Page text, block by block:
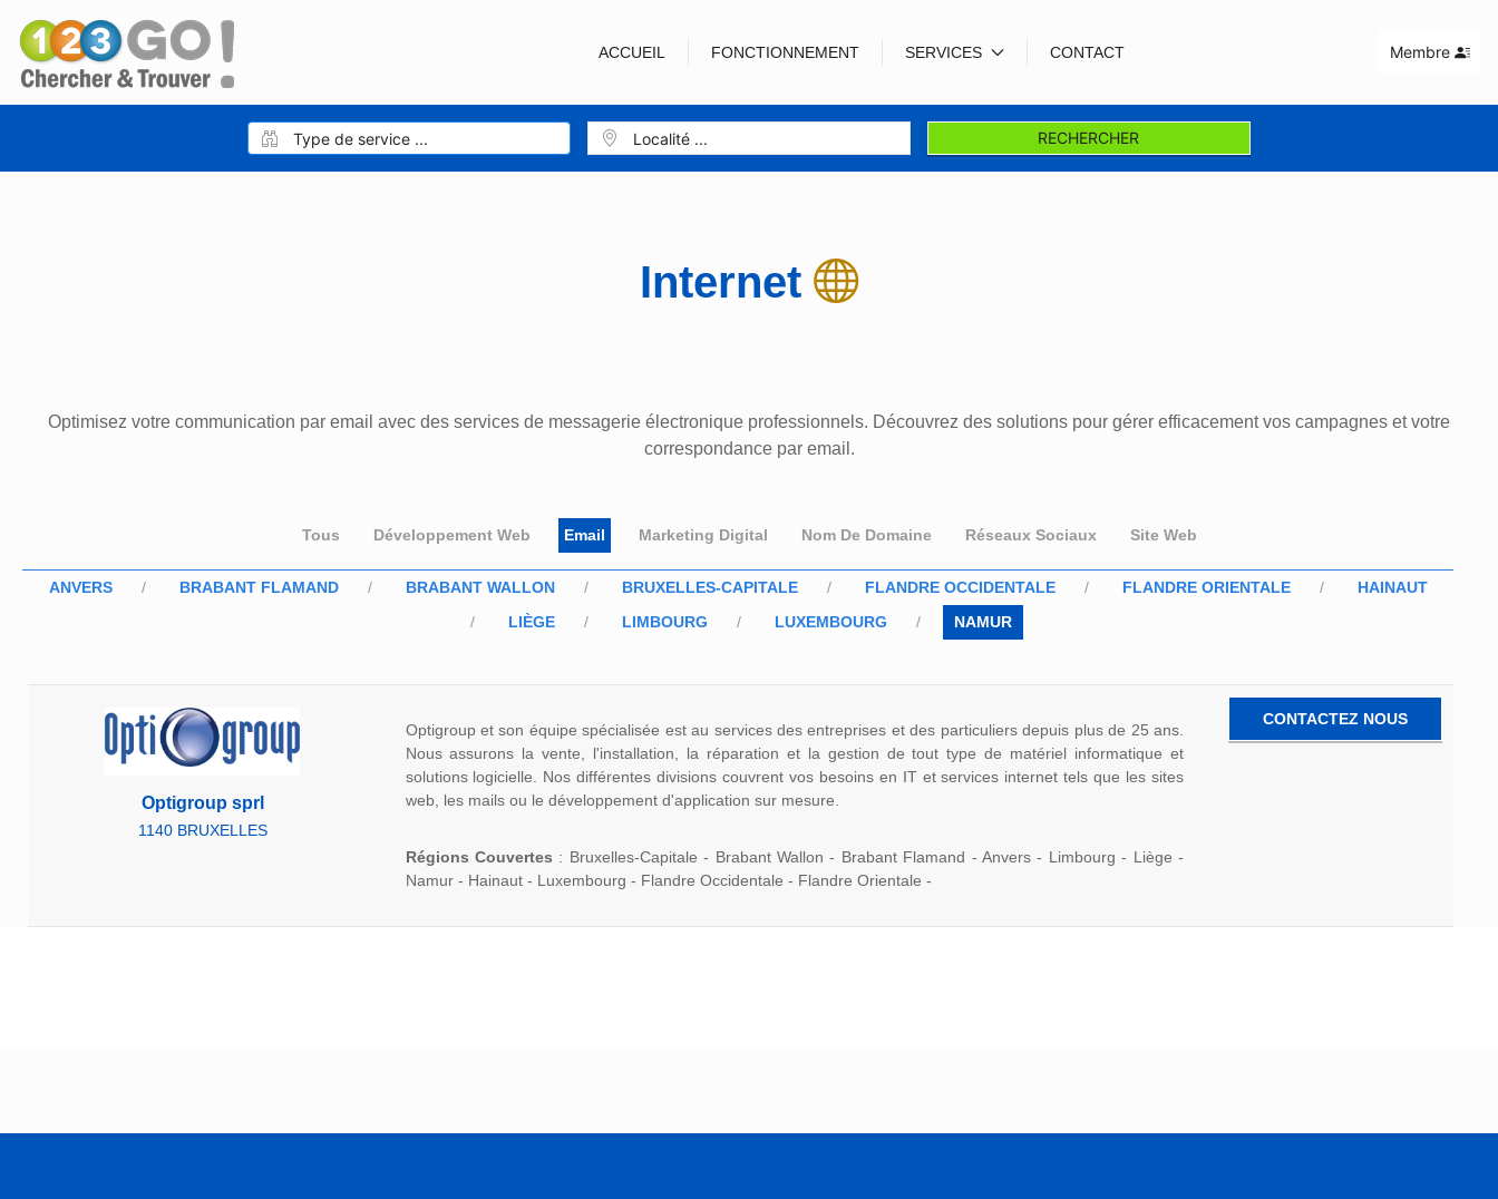
ACCUEIL FONCTIONNEMENT SERVICES CONTACT Membre
RECHERCHER
Internet
Optimisez votre communication par email avec des services de messagerie électronique professionnels. Découvrez des solutions pour gérer efficacement vos campagnes et votre
correspondance par email.
Tous Développement Web Email Marketing Digital Nom De Domaine Réseaux Sociaux Site Web
ANVERS BRABANT FLAMAND BRABANT WALLON BRUXELLES-CAPITALE FLANDRE OCCIDENTALE FLANDRE ORIENTALE
HAINAUT
LIÈGE
LIMBOURG LUXEMBOURG NAMUR
Optigroup sprl
1140 BRUXELLES
Optigroup et son équipe spécialisée est au services des entreprises et des particuliers depuis plus de 25 ans.
Nous assurons la vente, l'installation, la réparation et la gestion de tout type de matériel informatique et
solutions logicielle. Nos différentes divisions couvrent vos besoins en IT et services internet tels que les sites
web, les mails ou le développement d'application sur mesure.
Régions Couvertes : Bruxelles-Capitale - Brabant Wallon - Brabant Flamand - Anvers - Limbourg - Liège -
Namur - Hainaut - Luxembourg - Flandre Occidentale - Flandre Orientale -
CONTACTEZ NOUS